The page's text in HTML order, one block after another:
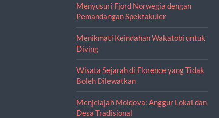
Menyusuri Fjord Norwegia dengan
Pemandangan Spektakuler
Menikmati Keindahan Wakatobi untuk
Diving
Wisata Sejarah di Florence yang Tidak
Boleh Dilewatkan
Menjelajah Moldova: Anggur Lokal dan
Desa Tradisional